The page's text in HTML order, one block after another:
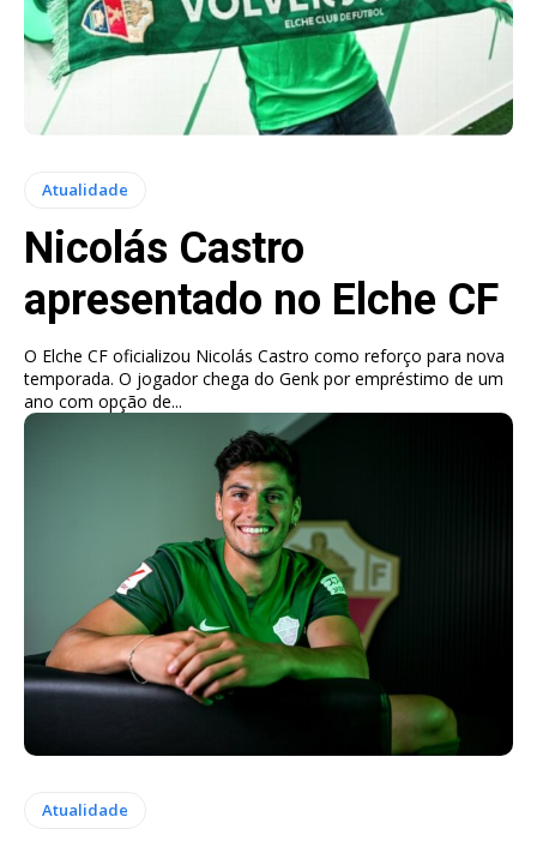
Atualidade
Nicolás Castro
apresentado no Elche CF
O Elche CF oficializou Nicolás Castro como reforço para nova
temporada. O jogador chega do Genk por empréstimo de um
ano com opção de...
Atualidade